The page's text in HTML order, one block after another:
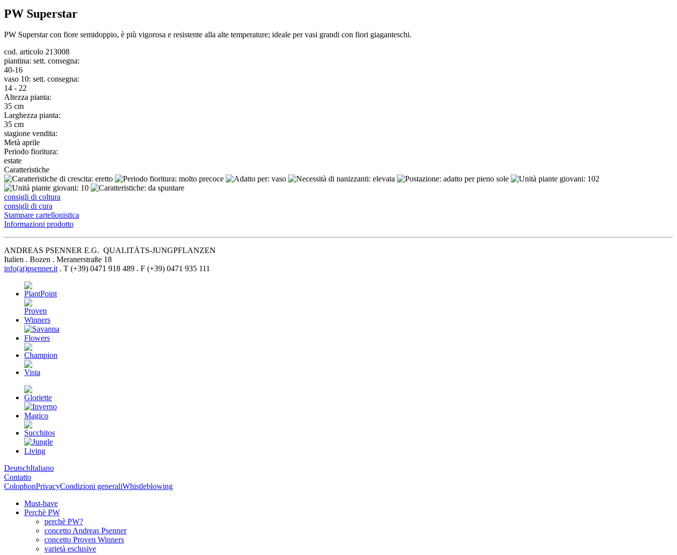
PW Superstar
PW Superstar con fiore semidoppio, è più vigorosa e resistente alla alte temperature; ideale per vasi grandi con fiori giaganteschi.
cod. articolo 213008
piantina: sett. consegna:
40-16
vaso 10: sett. consegna:
14 - 22
Altezza pianta:
35 cm
Larghezza pianta:
35 cm
stagione vendita:
Metà aprile
Periodo fioritura:
estate
Caratteristiche
consigli di coltura
consigli di cura
Stampare cartellonistica
Informazioni prodotto
ANDREAS PSENNER E.G. QUALITÄTS-JUNGPFLANZEN
Italien . Bozen . Meranerstraße 18
info(at)psenner.it. T (+39) 0471 918 489 . F (+39) 0471 935 111
DeutschItaliano
Contatto
ColophonPrivacyCondizioni generaliWhistleblowing
Must-have
Perchè PW
perchè PW?
concetto Andreas Psenner
concetto Proven Winners
varietà esclusive